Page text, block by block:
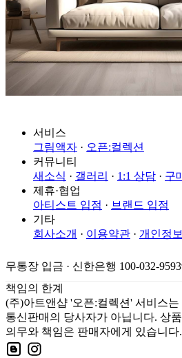
서비스
그림액자 · 오픈:컬렉션
커뮤니티
새소식 · 갤러리 · 1:1 상담 · 구
제휴·협업
아티스트 입점 · 브랜드 입점
기타
회사소개 · 이용약관 · 개인정
무통장 입금 · 신한은행 100-032-
책임의 한계
(주)아트앤샵 '오픈:컬렉션' 서비스
통신판매의 당사자가 아닙니다. 상
의무와 책임은 판매자에게 있습니다.